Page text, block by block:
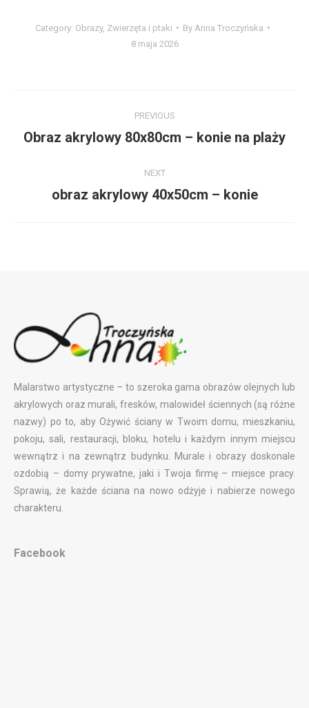
Category: Obrazy, Zwierzęta i ptaki By Anna Troczyńska
8 maja 2026
navigation
PREVIOUS
Previous
Obraz akrylowy 80x80cm – konie na plaży
NEXT
Next
obraz akrylowy 40x50cm – konie
Malarstwo artystyczne – to szeroka gama obrazów olejnych lub
akrylowych oraz murali, fresków, malowideł ściennych (są różne
nazwy) po to, aby Ożywić ściany w Twoim domu, mieszkaniu,
pokoju, sali, restauracji, bloku, hotelu i każdym innym miejscu
wewnątrz i na zewnątrz budynku. Murale i obrazy doskonale
ozdobią – domy prywatne, jaki i Twoja firmę – miejsce pracy.
Sprawią, że każde ściana na nowo odżyje i nabierze nowego
charakteru.
Facebook